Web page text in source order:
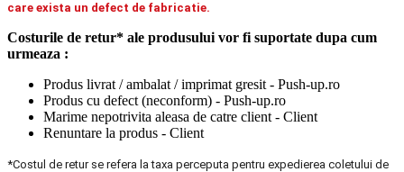
care exista un defect de fabricatie.
Costurile de retur* ale produsului vor fi suportate dupa cum
urmeaza :
Produs livrat / ambalat / imprimat gresit - Push-up.ro
Produs cu defect (neconform) - Push-up.ro
Marime nepotrivita aleasa de catre client - Client
Renuntare la produs - Client
*Costul de retur se refera la taxa perceputa pentru expedierea coletului de